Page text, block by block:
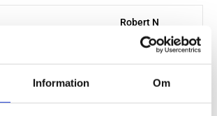
Information Om